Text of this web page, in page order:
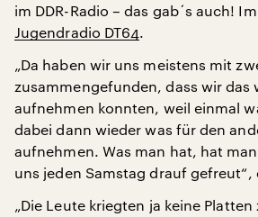
im DDR-Radio – das gab´s auch!
Jugendradio DT64.
„Da haben wir uns meistens mit
zusammengefunden, dass wir das
aufnehmen konnten, weil einmal
dabei dann wieder was für den
aufnehmen. Was man hat, hat
uns jeden Samstag drauf gefreut“,
„Die Leute kriegten ja keine